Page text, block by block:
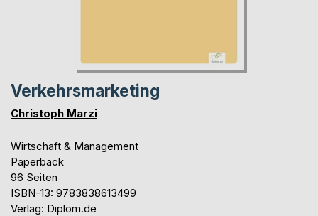
Verkehrsmarketing
Christoph Marzi
Wirtschaft & Management
Paperback
96 Seiten
ISBN-13: 9783838613499
Verlag: Diplom.de